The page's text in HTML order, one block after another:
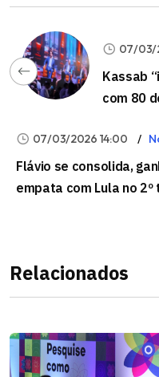
07/03/
Kassab
com 80
07/03/2026 14:00
Flávio se consolida,
empata com Lula no 2º
Relacionados